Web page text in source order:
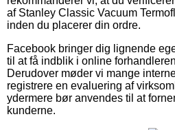
af Stanley Classic Vacuum
inden du placerer din ordre.
Facebook bringer dig lignende
til at få indblik i online
Derudover møder vi mange
registrere en evaluering af
ydermere bør anvendes til at
kunderne.